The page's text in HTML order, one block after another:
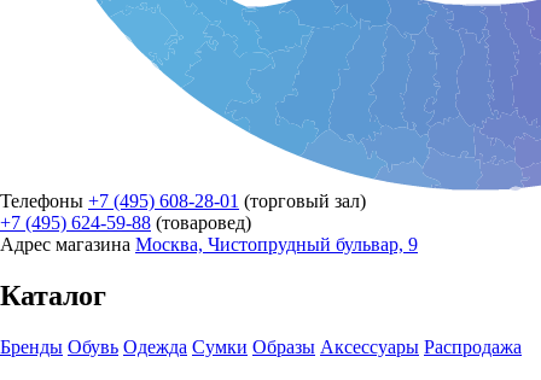
Телефоны +7 (495) 608-28-01 (торговый зал)
+7 (495) 624-59-88 (товаровед)
Адрес магазина Москва, Чистопрудный бульвар, 9
Каталог
Бренды Обувь Одежда Сумки Образы Аксессуары Распродажа